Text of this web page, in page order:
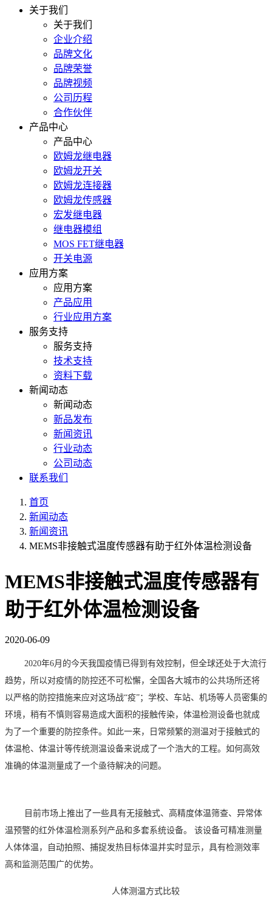
关于我们
关于我们
企业介绍
品牌文化
品牌荣誉
品牌视频
公司历程
合作伙伴
产品中心
产品中心
欧姆龙继电器
欧姆龙开关
欧姆龙连接器
欧姆龙传感器
宏发继电器
继电器模组
MOS FET继电器
开关电源
应用方案
应用方案
产品应用
行业应用方案
服务支持
服务支持
技术支持
资料下载
新闻动态
新闻动态
新品发布
新闻资讯
行业动态
公司动态
联系我们
首页
新闻动态
新闻资讯
MEMS非接触式温度传感器有助于红外体温检测设备
MEMS非接触式温度传感器有
助于红外体温检测设备
2020-06-09
2020年6月的今天我国疫情已得到有效控制，但全球还处于大流行
趋势，所以对疫情的防控还不可松懈，全国各大城市的公共场所还将
以严格的防控措施来应对这场战“疫”；学校、车站、机场等人员密集的
环境，稍有不慎则容易造成大面积的接触传染，体温检测设备也就成
为了一个重要的防控条件。如此一来，日常频繁的测温对于接触式的
体温枪、体温计等传统测温设备来说成了一个浩大的工程。如何高效
准确的体温测量成了一个亟待解决的问题。
目前市场上推出了一些具有无接触式、高精度体温筛查、异常体
温预警的红外体温检测系列产品和多套系统设备。
该设备可精准测量
人体体温，自动拍照、捕捉发热目标体温并实时显示，具有检测效率
高和监测范围广的优势。
人体测温方式比较